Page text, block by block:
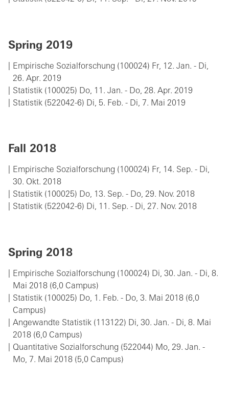
Spring 2019
Empirische Sozialforschung (100024) Fr, 12. Jan. - Di,
26. Apr. 2019
Statistik (100025) Do, 11. Jan. - Do, 28. Apr. 2019
Statistik (522042-6) Di, 5. Feb. - Di, 7. Mai 2019
Fall 2018
Empirische Sozialforschung (100024) Fr, 14. Sep. - Di,
30. Okt. 2018
Statistik (100025) Do, 13. Sep. - Do, 29. Nov. 2018
Statistik (522042-6) Di, 11. Sep. - Di, 27. Nov. 2018
Spring 2018
Empirische Sozialforschung (100024) Di, 30. Jan. - Di, 8.
Mai 2018 (6,0 Campus)
Statistik (100025) Do, 1. Feb. - Do, 3. Mai 2018 (6,0
Campus)
Angewandte Statistik (113122) Di, 30. Jan. - Di, 8. Mai
2018 (6,0 Campus)
Quantitative Sozialforschung (522044) Mo, 29. Jan. -
Mo, 7. Mai 2018 (5,0 Campus)